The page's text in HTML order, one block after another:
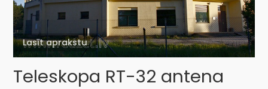
Lasīt aprakstu
Teleskopa RT-32 antena